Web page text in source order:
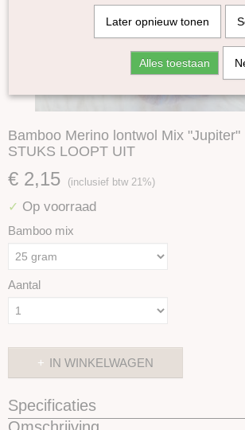
Bamboo Merino lontwol Mix "Jupiter"
STUKS LOOPT UIT
€ 2,15 (inclusief btw 21%)
✓ Op voorraad
Bamboo mix
Aantal
IN WINKELWAGEN
Specificaties
Productcode
Later opnieuw tonen
Alles toestaan